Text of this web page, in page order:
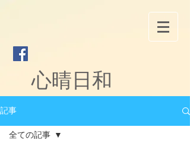
心晴日和
記事
全ての記事